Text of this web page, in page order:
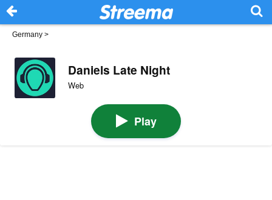
Germany >
Daniels Late Night
Web
Play